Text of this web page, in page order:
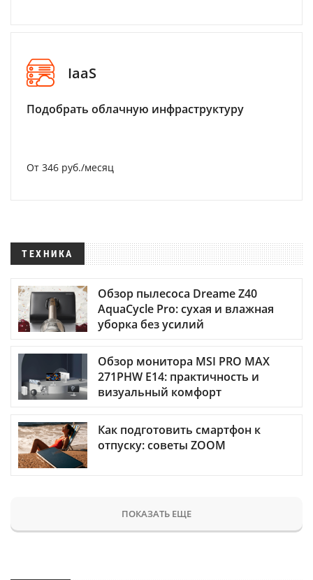
IaaS
Подобрать облачную инфраструктуру
От 346 руб./месяц
ТЕХНИКА
Обзор пылесоса Dreame Z40
AquaCycle Pro: сухая и влажная
уборка без усилий
Обзор монитора MSI PRO MAX
271PHW E14: практичность и
визуальный комфорт
Как подготовить смартфон к
отпуску: советы ZOOM
ПОКАЗАТЬ ЕЩЕ